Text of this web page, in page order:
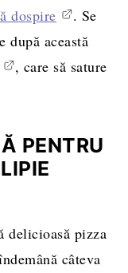
dospire
. Se
după această
, care să sature
PENTRU
delicioasă pizza
câteva